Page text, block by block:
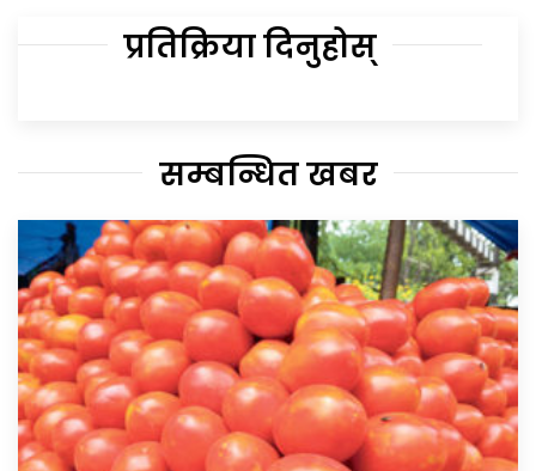
प्रतिक्रिया दिनुहोस्
सम्बन्धित खबर